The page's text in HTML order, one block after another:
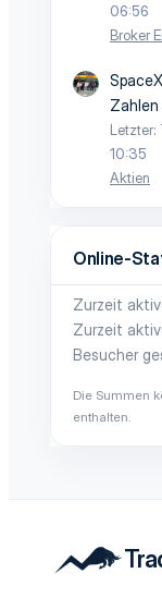
06:56
Broker
Letzter:
10:35
Aktien
Online-
Zurzeit
Zurzeit
Besucher
Die Summen
enthalten.